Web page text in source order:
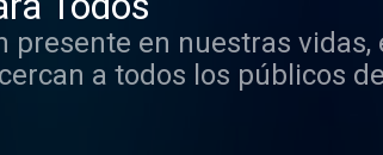
presente en nuestras
a todos los públicos